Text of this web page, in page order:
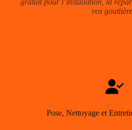
gratuit pour l’installation, la
vos
Pose, Nettoyage et